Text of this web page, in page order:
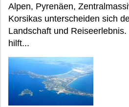
Alpen, Pyrenäen,
Korsikas unterscheiden sich
Landschaft und
hilft...